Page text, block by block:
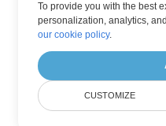
To provide you with the best
personalization, analytics,
our cookie policy.
CUSTOMIZE